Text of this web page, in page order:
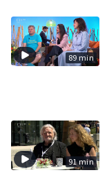
89 min
91 min